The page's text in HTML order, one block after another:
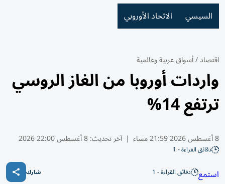
السيسي الاتحاد الأوروبي
اقتصاد/أسواق عربية وعالمية
واردات أوروبا من الغاز الروسي
ترتفع 14%
8 أغسطس 2026 21:59 مساء | آخر تحديث:8 أغسطس 22:00 2026
دقائق القراءة - 1
استمع دقائق القراءة - 1 شارك